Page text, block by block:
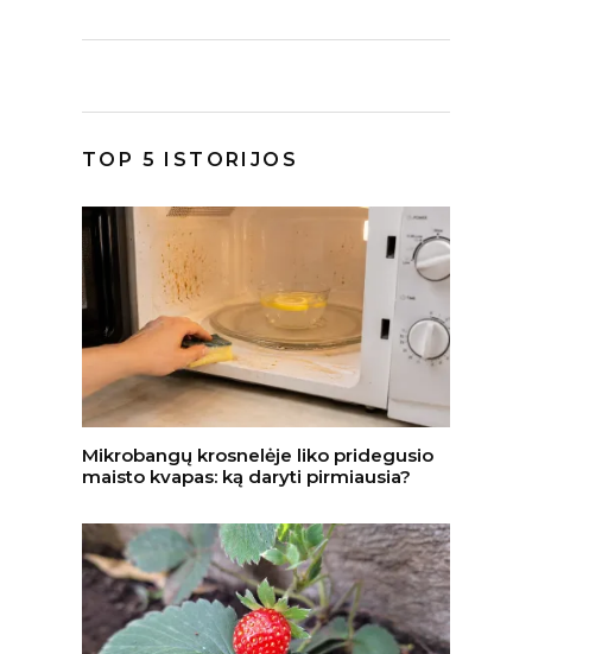
TOP 5 ISTORIJOS
Mikrobangų krosnelėje liko pridegusio
maisto kvapas: ką daryti pirmiausia?